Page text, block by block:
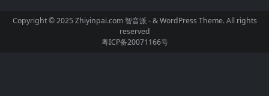
Copyright © 2025 Zhiyinpai.com智音派 - & WordPress Theme. All rights
reserved
粤ICP备20071166号